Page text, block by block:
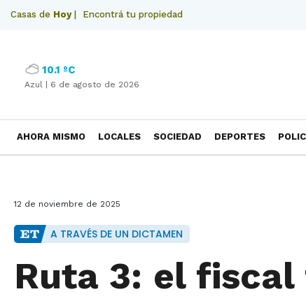
Casas de Hoy| Encontrá tu propiedad
10.1 ºC
Azul | 6 de agosto de 2026
AHORA MISMO LOCALES SOCIEDAD DEPORTES
12 de noviembre de 2025
A TRAVÉS DE UN DICTAMEN
Ruta 3: el